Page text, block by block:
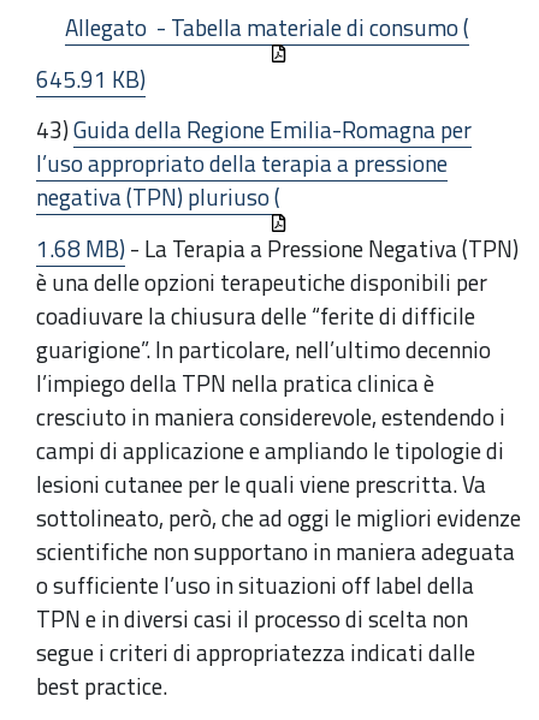
Allegato - Tabella materiale di consumo (
645.91 KB)
43)Guida della Regione Emilia-Romagna per
l’uso appropriato della terapia a pressione
negativa (TPN) pluriuso (
1.68 MB)- La Terapia a Pressione Negativa (TPN)
è una delle opzioni terapeutiche disponibili per
coadiuvare la chiusura delle “ferite di difficile
guarigione”. In particolare, nell’ultimo decennio
l’impiego della TPN nella pratica clinica è
cresciuto in maniera considerevole, estendendo i
campi di applicazione e ampliando le tipologie di
lesioni cutanee per le quali viene prescritta. Va
sottolineato, però, che ad oggi le migliori evidenze
scientifiche non supportano in maniera adeguata
o sufficiente l’uso in situazioni off label della
TPN e in diversi casi il processo di scelta non
segue i criteri di appropriatezza indicati dalle
best practice.